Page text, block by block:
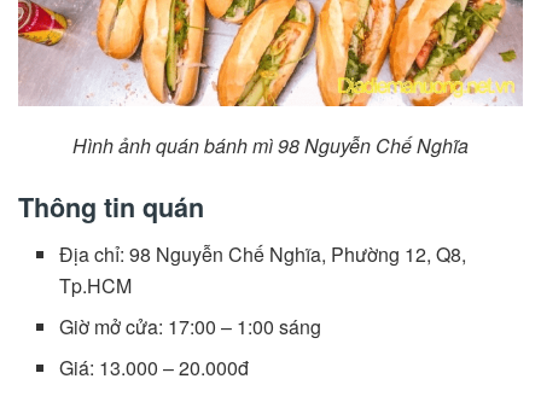
Hình ảnh quán bánh mì 98 Nguyễn Chế Nghĩa
Thông tin quán
Địa chỉ: 98 Nguyễn Chế Nghĩa, Phường 12, Q8,
Tp.HCM
Giờ mở cửa: 17:00 – 1:00 sáng
Giá: 13.000 – 20.000đ